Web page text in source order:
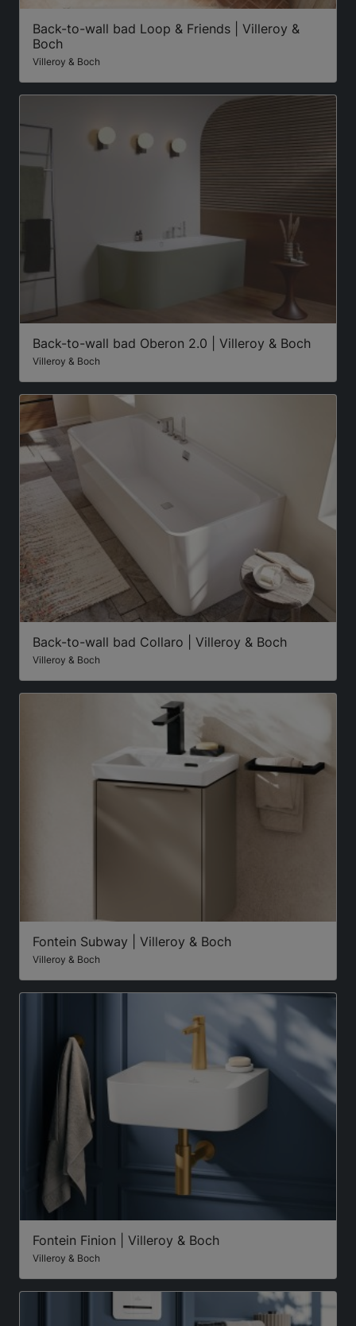
Back-to-wall bad Loop & Friends | Villeroy &
Boch
Villeroy & Boch
Back-to-wall bad Oberon 2.0 | Villeroy & Boch
Villeroy & Boch
Back-to-wall bad Collaro | Villeroy & Boch
Villeroy & Boch
Fontein Subway | Villeroy & Boch
Villeroy & Boch
Fontein Finion | Villeroy & Boch
Villeroy & Boch